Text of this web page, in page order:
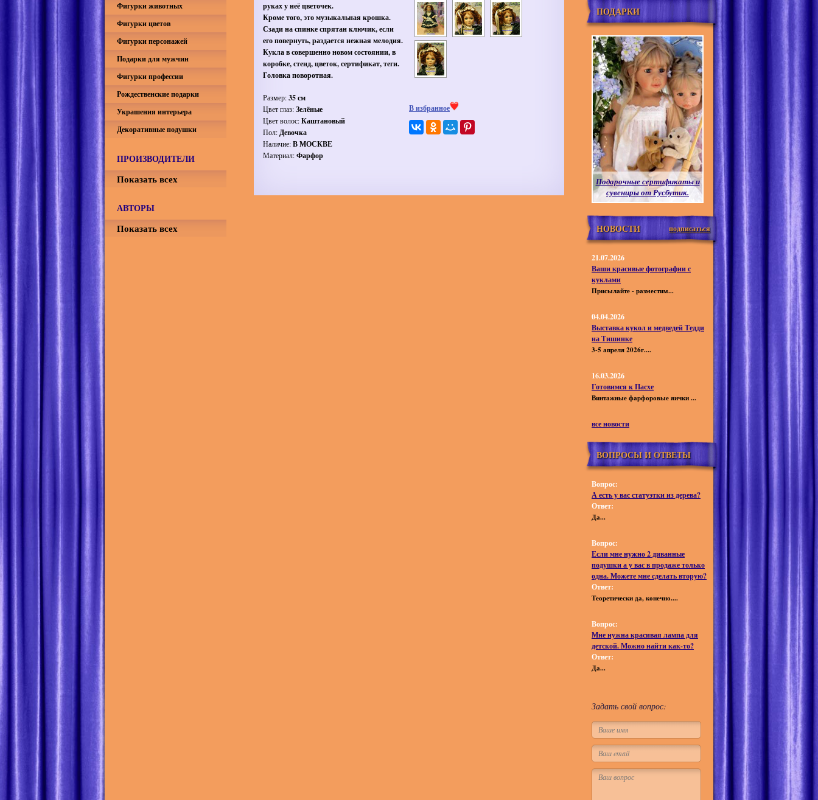
руках у неё цветочек.
Кроме того, это музыкальная крошка.
Сзади на спинке спрятан ключик, если
его повернуть, раздается нежная мелодия.
Кукла в совершенно новом состоянии, в
коробке, стенд, цветок, сертификат, теги.
Головка поворотная.
Размер:35 см
Цвет глаз:Зелёные
Цвет волос:Каштановый
Пол:Девочка
Наличие:В МОСКВЕ
Материал:Фарфор
В избранное
Фигурки животных
Фигурки цветов
Фигурки персонажей
Подарки для мужчин
Фигурки профессии
Рождественские подарки
Украшения интерьера
Декоративные подушки
ПРОИЗВОДИТЕЛИ
Показать всех
АВТОРЫ
Показать всех
ПОДАРКИ
Подарочные сертификаты и
сувениры от Русбутик.
НОВОСТИ подписаться
21.07.2026
Ваши красивые фотографии с
куклами
Присылайте - разместим...
04.04.2026
Выставка кукол и медведей Тедди
на Тишинке
3-5 апреля 2026г....
16.03.2026
Готовимся к Пасхе
Винтажные фарфоровые яички ...
все новости
ВОПРОСЫ И ОТВЕТЫ
Вопрос:
А есть у вас статуэтки из дерева?
Ответ:
Да...
Вопрос:
Если мне нужно 2 диванные
подушки а у вас в продаже только
одна. Можете мне сделать вторую?
Ответ:
Теоретически да, конечно....
Вопрос:
Мне нужна красивая лампа для
детской. Можно найти как-то?
Ответ:
Да...
Задать свой вопрос: